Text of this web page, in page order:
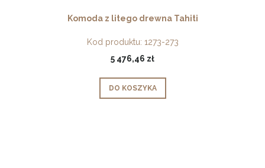
Komoda z litego drewna Tahiti
Kod produktu: 1273-273
5 476,46 zł
DO KOSZYKA